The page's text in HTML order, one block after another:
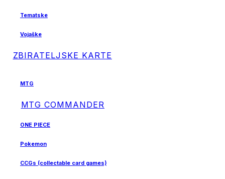
Tematske
Vojaške
ZBIRATELJSKE KARTE
MTG
MTG COMMANDER
ONE PIECE
Pokemon
CCGs (collectable card games)